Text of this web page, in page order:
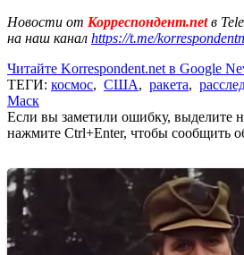
Новости от Корреспондент.netв
на наш канал https://t.me/
Читайте Korrespondent.net в Google
ТЕГИ: космос, США, ракета,
Маск
Если вы заметили ошибку, выделите
нажмите Ctrl+Enter, чтобы сообщить